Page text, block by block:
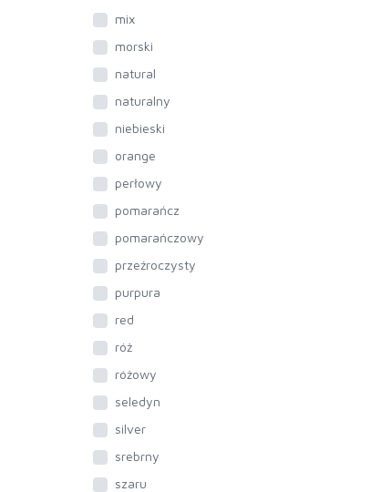
mix
morski
natural
naturalny
niebieski
orange
perłowy
pomarańcz
pomarańczowy
przeźroczysty
purpura
red
róż
różowy
seledyn
silver
srebrny
szaru